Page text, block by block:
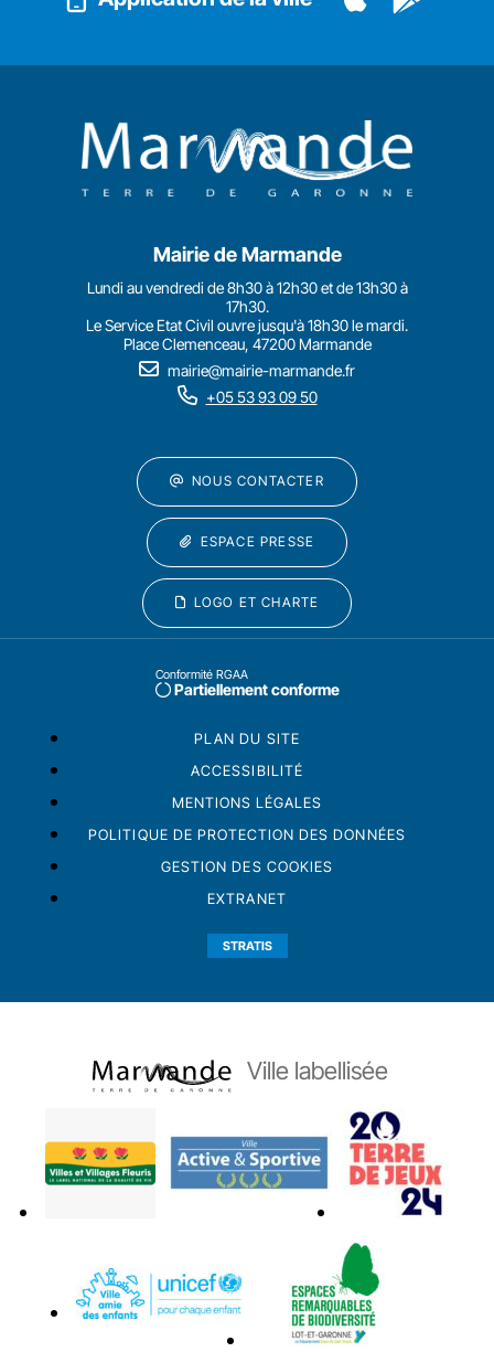
Mairie de Marmande
Lundi au vendredi de 8h30 à 12h30 et de 13h30 à
17h30.
Le Service Etat Civil ouvre jusqu'à 18h30 le mardi.
Place Clemenceau, 47200 Marmande
mairie@mairie-marmande.fr
+05 53 93 09 50
NOUS CONTACTER
ESPACE PRESSE
LOGO ET CHARTE
Conformité RGAA
Partiellement conforme
PLAN DU SITE
ACCESSIBILITÉ
MENTIONS LÉGALES
POLITIQUE DE PROTECTION DES DONNÉES
GESTION DES COOKIES
EXTRANET
STRATIS
Ville labellisée